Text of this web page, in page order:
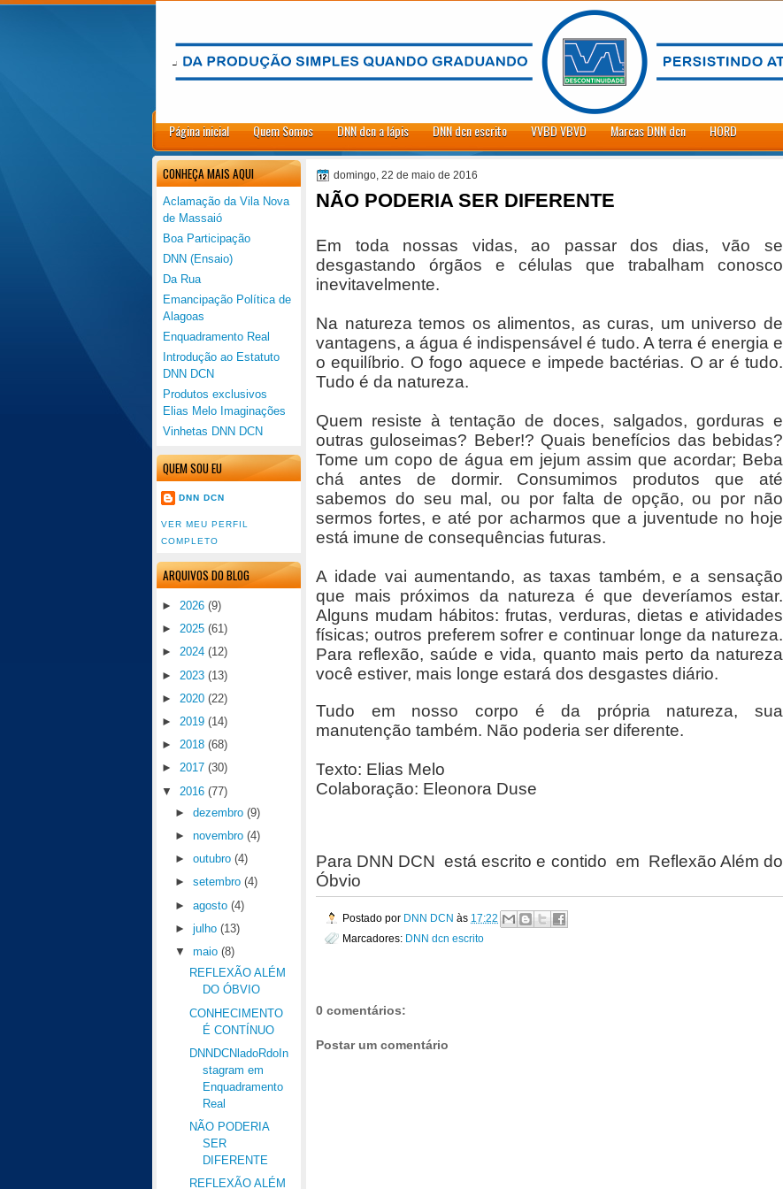
.
Página inicial Quem Somos DNN dcn a lápis DNN dcn escrito VVBD VBVD Marcas DNN dcn HORD
domingo, 22 de maio de 2016
NÃO PODERIA SER DIFERENTE
Em toda nossas vidas, ao passar dos dias, vão se
desgastando órgãos e células que trabalham conosco
inevitavelmente.
Na natureza temos os alimentos, as curas, um universo de
vantagens, a água é indispensável é tudo. A terra é energia e
o equilíbrio. O fogo aquece e impede bactérias. O ar é tudo.
Tudo é da natureza.
Quem resiste à tentação de doces, salgados, gorduras e
outras guloseimas? Beber!? Quais benefícios das bebidas?
Tome um copo de água em jejum assim que acordar; Beba
chá antes de dormir. Consumimos produtos que até
sabemos do seu mal, ou por falta de opção, ou por não
sermos fortes, e até por acharmos que a juventude no hoje
está imune de consequências futuras.
A idade vai aumentando, as taxas também, e a sensação
que mais próximos da natureza é que deveríamos estar.
Alguns mudam hábitos: frutas, verduras, dietas e atividades
físicas; outros preferem sofrer e continuar longe da natureza.
Para reflexão, saúde e vida, quanto mais perto da natureza
você estiver, mais longe estará dos desgastes diário.
Tudo em nosso corpo é da própria natureza, sua
manutenção também. Não poderia ser diferente.
Texto: Elias Melo
Colaboração: Eleonora Duse
Para DNN DCN está escrito e contido em Reflexão Além do
Óbvio
Postado por DNN DCN às 17:22
Marcadores: DNN dcn escrito
0 comentários:
Postar um comentário
CONHEÇA MAIS AQUI
Aclamação da Vila Nova
de Massaió
Boa Participação
DNN (Ensaio)
Da Rua
Emancipação Política de
Alagoas
Enquadramento Real
Introdução ao Estatuto
DNN DCN
Produtos exclusivos
Elias Melo Imaginações
Vinhetas DNN DCN
QUEM SOU EU
DNN DCN
VER MEU PERFIL
COMPLETO
ARQUIVOS DO BLOG
► 2026 (9)
► 2025 (61)
► 2024 (12)
► 2023 (13)
► 2020 (22)
► 2019 (14)
► 2018 (68)
► 2017 (30)
▼
2016 (77)
►dezembro (9)
►novembro (4)
►outubro (4)
►setembro (4)
►agosto (4)
►julho (13)
▼
maio (8)
REFLEXÃO ALÉM
DO ÓBVIO
CONHECIMENTO
É CONTÍNUO
DNNDCNladoRdoIn
stagram em
Enquadramento
Real
NÃO PODERIA
SER
DIFERENTE
REFLEXÃO ALÉM